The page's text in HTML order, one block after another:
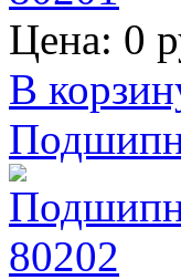
Цена: 0
В